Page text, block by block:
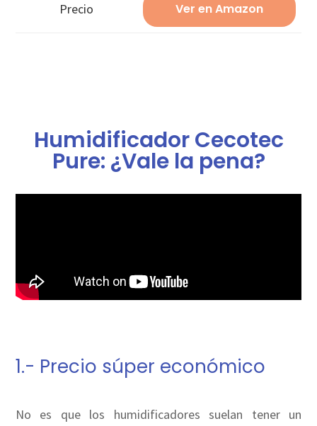
Precio Ver en Amazon
Humidificador Cecotec
Pure: ¿Vale la pena?
1.- Precio súper económico
No es que los humidificadores suelan tener un